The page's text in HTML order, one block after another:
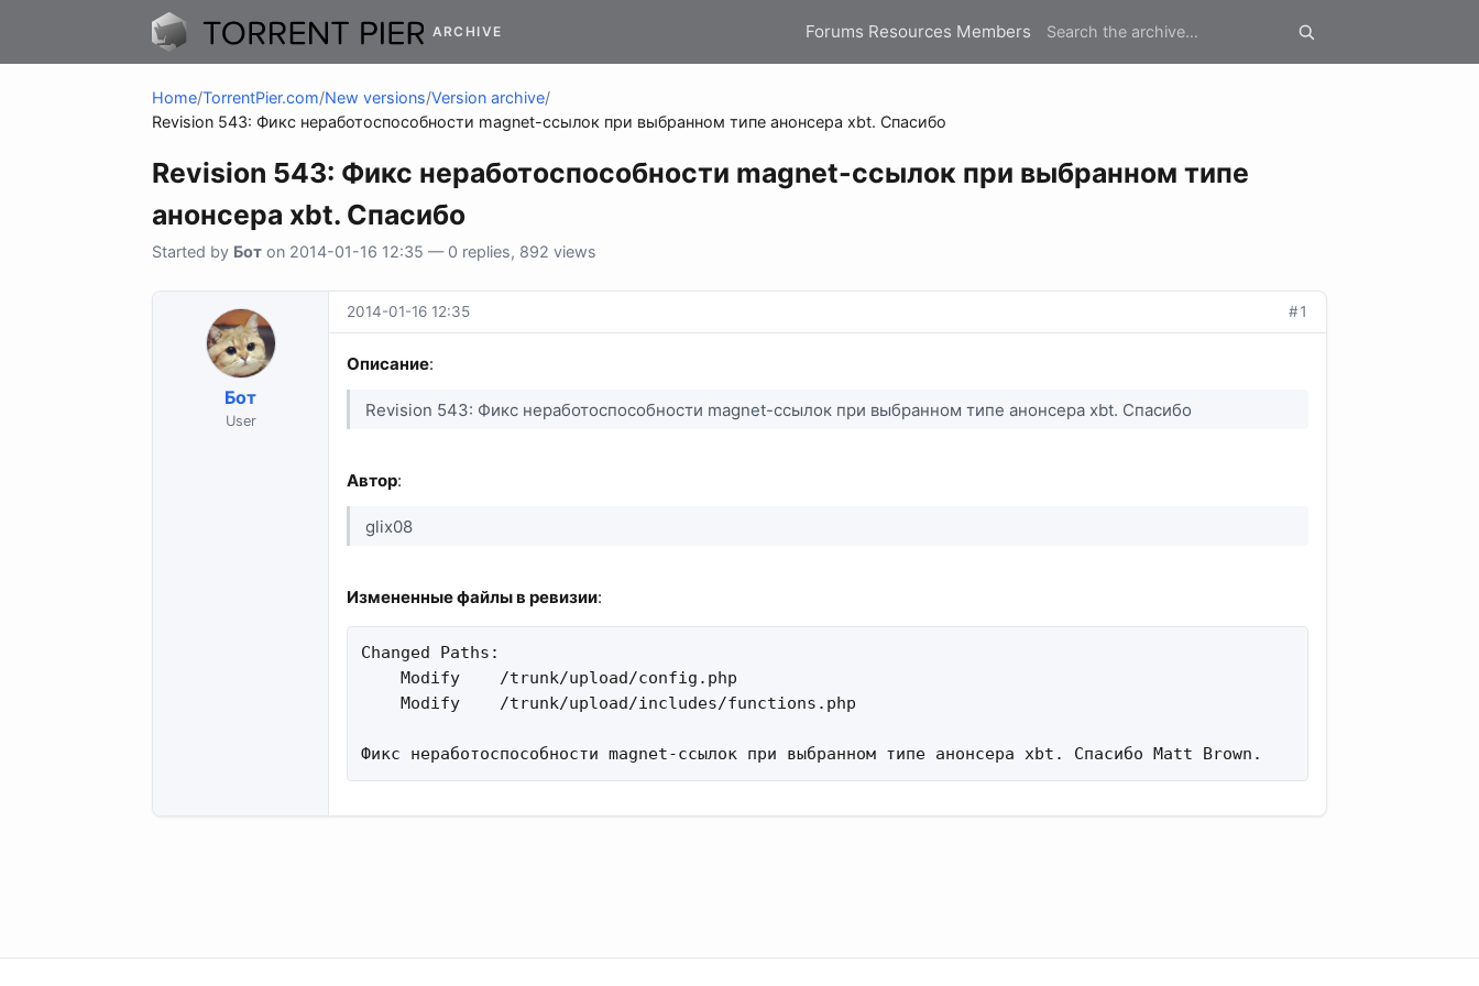
ARCHIVE Forums Resources Members
Home/TorrentPier.com/New versions/Version archive/
Revision 543: Фикс неработоспособности magnet-ссылок при выбранном типе анонсера xbt. Спасибо
Revision 543: Фикс неработоспособности magnet-ссылок при выбранном типе
анонсера xbt. Спасибо
Started by Бот on 2014-01-16 12:35 — 0 replies, 892 views
Бот
User
2014-01-16 12:35 #1
Описание:
Revision 543: Фикс неработоспособности magnet-ссылок при выбранном типе анонсера xbt. Спасибо
Автор:
glix08
Измененные файлы в ревизии:
Changed Paths:
    Modify    /trunk/upload/config.php
    Modify    /trunk/upload/includes/functions.php
Фикс неработоспособности magnet-ссылок при выбранном типе анонсера xbt. Спасибо Matt Brown.